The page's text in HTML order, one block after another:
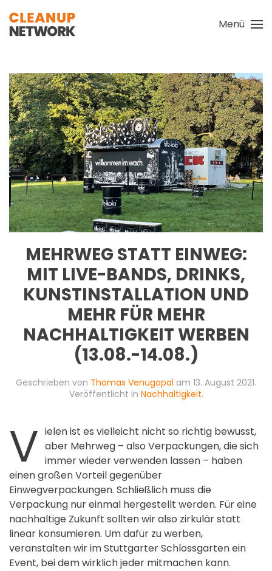
Zum Hauptinhalt springen
Menü
MEHRWEG STATT EINWEG:
MIT LIVE-BANDS, DRINKS,
KUNSTINSTALLATION UND
MEHR FÜR MEHR
NACHHALTIGKEIT WERBEN
(13.08.-14.08.)
Geschrieben von Thomas Venugopal am 13. August 2021.
Veröffentlicht in Nachhaltigkeit.
V ielen ist es vielleicht nicht so richtig bewusst,
aber Mehrweg – also Verpackungen, die sich
immer wieder verwenden lassen – haben
einen großen Vorteil gegenüber
Einwegverpackungen. Schließlich muss die
Verpackung nur einmal hergestellt werden. Für eine
nachhaltige Zukunft sollten wir also zirkulär statt
linear konsumieren. Um dafür zu werben,
veranstalten wir im Stuttgarter Schlossgarten ein
Event, bei dem wirklich jeder mitmachen kann.